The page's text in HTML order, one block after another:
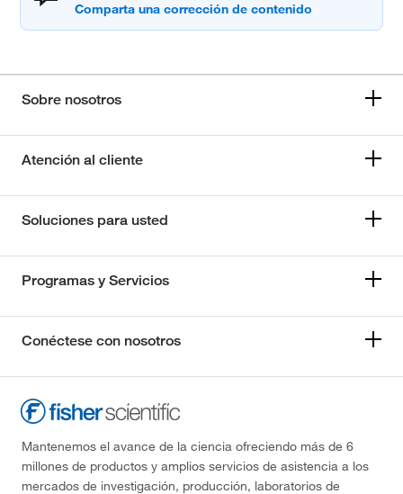
Sobre nosotros
Atención al cliente
Soluciones para usted
Programas y Servicios
Conéctese con nosotros
Mantenemos el avance de la ciencia ofreciendo más de 6
millones de productos y amplios servicios de asistencia a los
mercados de investigación, producción, laboratorios de